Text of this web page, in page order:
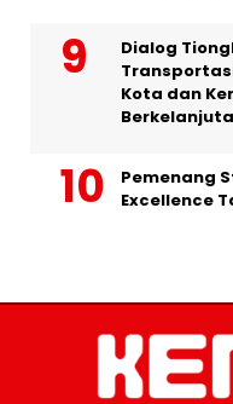
Dialog
Kota dan
Pemenang
Excellence